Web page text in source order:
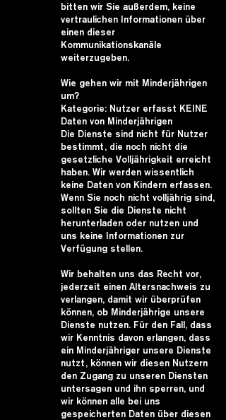
bitten wir Sie außerdem, keine
vertraulichen Informationen über
einen dieser
Kommunikationskanäle
weiterzugeben.
Wie gehen wir mit Minderjährigen
um?
Kategorie: Nutzer erfasst KEINE
Daten von Minderjährigen
Die Dienste sind nicht für Nutzer
bestimmt, die noch nicht die
gesetzliche Volljährigkeit erreicht
haben. Wir werden wissentlich
keine Daten von Kindern erfassen.
Wenn Sie noch nicht volljährig sind,
sollten Sie die Dienste nicht
herunterladen oder nutzen und
uns keine Informationen zur
Verfügung stellen.
Wir behalten uns das Recht vor,
jederzeit einen Altersnachweis zu
verlangen, damit wir überprüfen
können, ob Minderjährige unsere
Dienste nutzen. Für den Fall, dass
wir Kenntnis davon erlangen, dass
ein Minderjähriger unsere Dienste
nutzt, können wir diesen Nutzern
den Zugang zu unseren Diensten
untersagen und ihn sperren, und
wir können alle bei uns
gespeicherten Daten über diesen